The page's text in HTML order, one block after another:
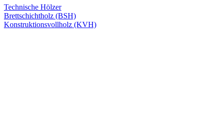
Technische Hölzer
Brettschichtholz (BSH)
Konstruktionsvollholz (KVH)